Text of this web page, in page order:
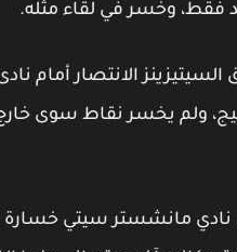
فقط، وخسر في لقاء مثله.